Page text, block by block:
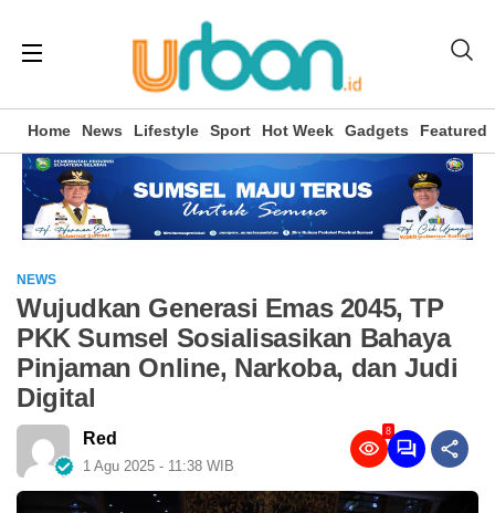
Home News Lifestyle Sport Hot Week Gadgets Featured
NEWS
Wujudkan Generasi Emas 2045, TP
PKK Sumsel Sosialisasikan Bahaya
Pinjaman Online, Narkoba, dan Judi
Digital
Red
1 Agu 2025 - 11:38 WIB
8